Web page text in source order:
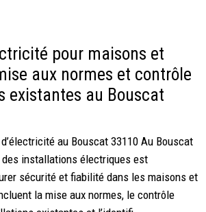
pour maisons et
aux normes et contrôle
existantes au Bouscat
au Bouscat 33110 Au Bouscat
installations électriques est
sécurité et fiabilité dans les maisons et
la mise aux normes, le contrôle